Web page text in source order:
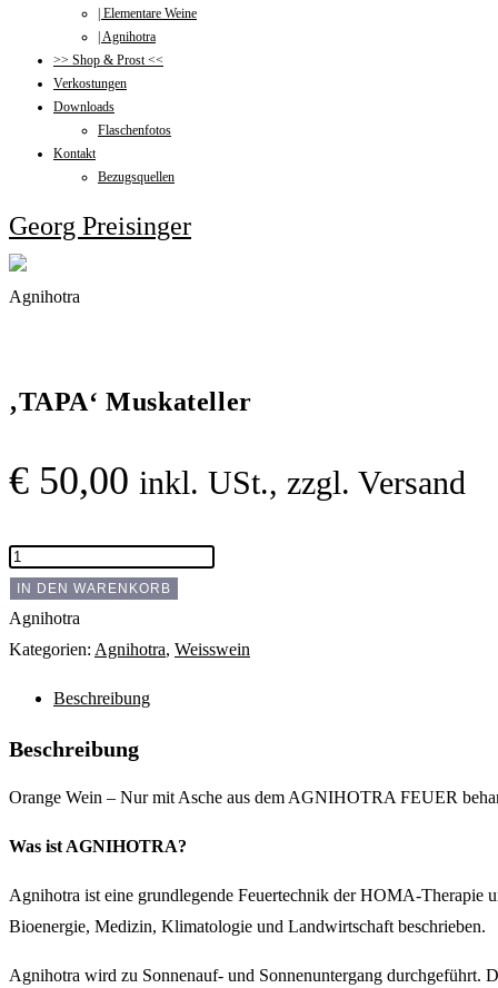
| Elementare Weine
| Agnihotra
>> Shop & Prost <<
Verkostungen
Downloads
Flaschenfotos
Kontakt
Bezugsquellen
Georg Preisinger
Agnihotra
‚TAPA‘ Muska­teller
€ 50,00 inkl. USt., zzgl. Versand
'TAPA'
Muska­
teller
Menge
IN DEN WARENKORB
Agnihotra
Kategorien: Agnihotra, Weisswein
Beschreibung
Beschreibung
Orange Wein – Nur mit Asche aus dem AGNIHOTRA FEUER
Was ist AGNIHOTRA?
Agnihotra ist eine grundlegende Feuertechnik der HOMA-Therapie
Bioenergie, Medizin, Klimatologie und Landwirtschaft beschrieben.
Agnihotra wird zu Sonnenauf- und Sonnenuntergang durchgeführt.